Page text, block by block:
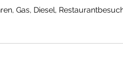
Gas, Diesel,